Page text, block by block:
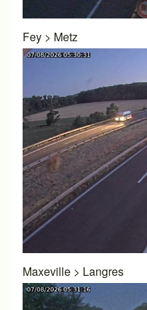
Fey > Metz
Maxeville > Langres